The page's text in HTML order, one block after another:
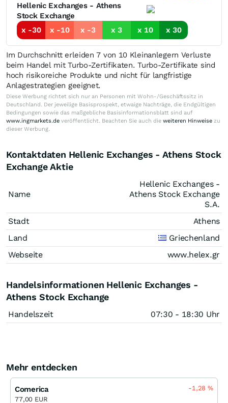
Hellenic Exchanges - Athens
Stock Exchange
x -30
x -10 x -3 x 3 x 10 x 30
Im Durchschnitt erleiden 7 von 10 Kleinanlegern Verluste
beim Handel mit Turbo-Zertifikaten. Turbo-Zertifikate sind
hoch risikoreiche Produkte und nicht für langfristige
Anlagestrategien geeignet.
Diese Werbung richtet sich nur an Personen mit Wohn-/Geschäftssitz in
Deutschland. Der jeweilige Basisprospekt, etwaige Nachträge, die Endgültigen
Bedingungen sowie das maßgebliche Basisinformationsblatt sind auf
www.ingmarkets.de veröffentlicht. Beachten Sie auch die weiteren Hinweise zu
dieser Werbung.
Kontaktdaten Hellenic Exchanges - Athens Stock
Exchange Aktie
Name
Hellenic Exchanges -
Athens Stock Exchange
S.A.
Stadt
Athens
Land
Griechenland
Webseite
www.helex.gr
Handelsinformationen Hellenic Exchanges -
Athens Stock Exchange
Handelszeit 07:30 - 18:30 Uhr
Mehr entdecken
Comerica
77,00 EUR
-1,28%